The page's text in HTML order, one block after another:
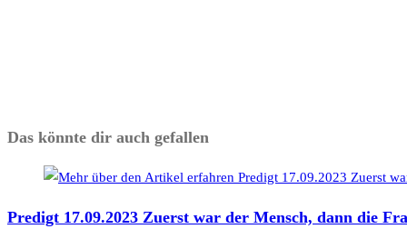
Das könnte dir auch gefallen
Predigt 17.09.2023 Zuerst war der Mensch, dann die